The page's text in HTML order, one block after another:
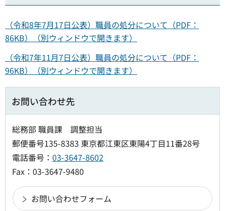
（令和8年7月17日公表）職員の処分について（PDF：
86KB）（別ウィンドウで開きます）
（令和7年11月7日公表）職員の処分について（PDF：
96KB）（別ウィンドウで開きます）
お問い合わせ先
総務部 職員課 調整担当
郵便番号135-8383 東京都江東区東陽4丁目11番28号
電話番号： 03-3647-8602
Fax：03-3647-9480